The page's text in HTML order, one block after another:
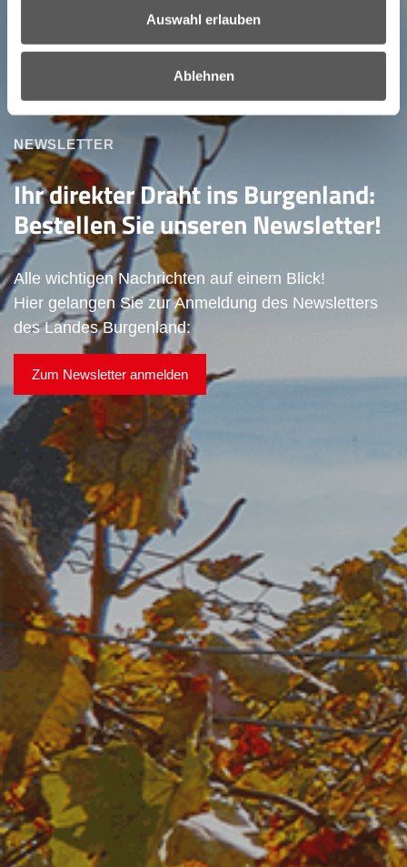
Auswahl erlauben
Ablehnen
NEWSLETTER
Ihr direkter Draht ins Burgenland:
Bestellen Sie unseren Newsletter!
Alle wichtigen Nachrichten auf einem Blick!
Hier gelangen Sie zur Anmeldung des Newsletters
des Landes Burgenland:
Zum Newsletter anmelden